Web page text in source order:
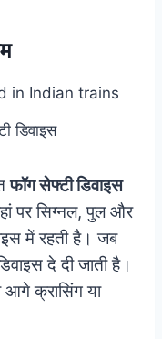
डिवाइस
फॉग सेफ्टी डिवाइस
पर सिग्नल, पुल और
में रहती है। जब
दे दी जाती है।
आगे क्रासिंग या